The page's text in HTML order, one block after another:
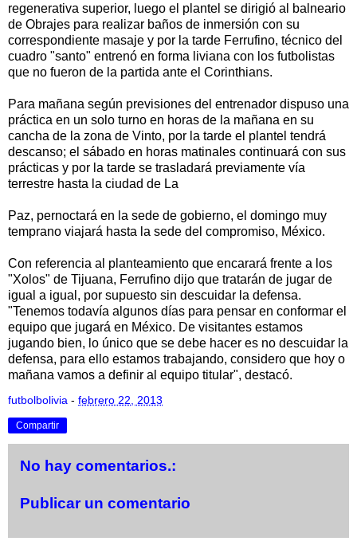
regenerativa superior, luego el plantel se dirigió al balneario
de Obrajes para realizar baños de inmersión con su
correspondiente masaje y por la tarde Ferrufino, técnico del
cuadro "santo" entrenó en forma liviana con los futbolistas
que no fueron de la partida ante el Corinthians.
Para mañana según previsiones del entrenador dispuso una
práctica en un solo turno en horas de la mañana en su
cancha de la zona de Vinto, por la tarde el plantel tendrá
descanso; el sábado en horas matinales continuará con sus
prácticas y por la tarde se trasladará previamente vía
terrestre hasta la ciudad de La
Paz, pernoctará en la sede de gobierno, el domingo muy
temprano viajará hasta la sede del compromiso, México.
Con referencia al planteamiento que encarará frente a los
"Xolos" de Tijuana, Ferrufino dijo que tratarán de jugar de
igual a igual, por supuesto sin descuidar la defensa.
"Tenemos todavía algunos días para pensar en conformar el
equipo que jugará en México. De visitantes estamos
jugando bien, lo único que se debe hacer es no descuidar la
defensa, para ello estamos trabajando, considero que hoy o
mañana vamos a definir al equipo titular", destacó.
futbolbolivia - febrero 22, 2013
Compartir
No hay comentarios.:
Publicar un comentario